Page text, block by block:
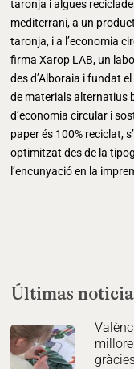
taronja i algues
mediterrani, a un
taronja, i a l’economia
firma Xarop LAB, un
des d’Alboraia i fundat
de materials alternatius
d’economia circular i
paper és 100% reciclat,
optimitzat des de la
l’encunyació en la
Últimas